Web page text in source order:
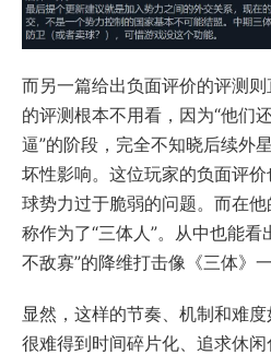
而另一篇给出负面评价的评测
的评测根本不用看，因为“他们
逼”的阶段，完全不知晓后续外
坏性影响。这位玩家的负面评
球势力过于脆弱的问题。而在
称作为了“三体人”。从中也能看
不敌寡”的降维打击像《三体》
显然，这样的节奏、机制和难度
很难得到时间碎片化、追求休